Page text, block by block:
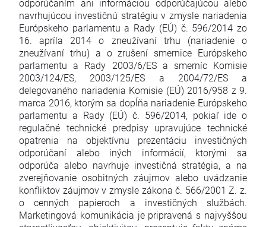
odporúčaním ani informáciou odporúčajúcou alebo
navrhujúcou investičnú stratégiu v zmysle nariadenia
Európskeho parlamentu a Rady (EÚ) č. 596/2014 zo
16. apríla 2014 o zneužívaní trhu (nariadenie o
zneužívaní trhu) a o zrušení smernice Európskeho
parlamentu a Rady 2003/6/ES a smerníc Komisie
2003/124/ES, 2003/125/ES a 2004/72/ES a
delegovaného nariadenia Komisie (EÚ) 2016/958 z 9.
marca 2016, ktorým sa dopĺňa nariadenie Európskeho
parlamentu a Rady (EÚ) č. 596/2014, pokiaľ ide o
regulačné technické predpisy upravujúce technické
opatrenia na objektívnu prezentáciu investičných
odporúčaní alebo iných informácií, ktorými sa
odporúča alebo navrhuje investičná stratégia, a na
zverejňovanie osobitných záujmov alebo uvádzanie
konfliktov záujmov v zmysle zákona č. 566/2001 Z. z.
o cenných papieroch a investičných službách.
Marketingová komunikácia je pripravená s najvyššou